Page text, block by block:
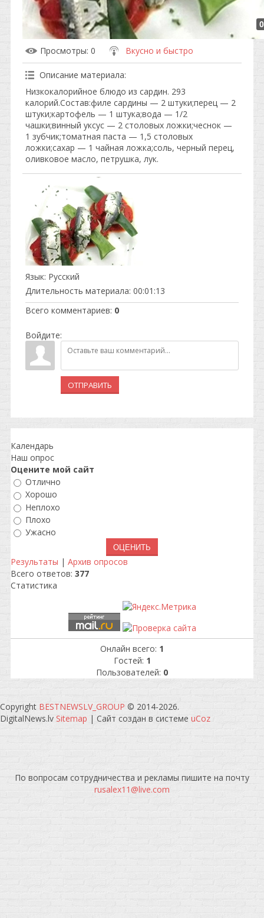
Просмотры: 0 Вкусно и быстро
Описание материала:
Низкокалорийное блюдо из сардин. 293
калорий.Состав:филе сардины — 2 штуки;перец — 2
штуки;картофель — 1 штука;вода — 1/2
чашки;винный уксус — 2 столовых ложки;чеснок —
1 зубчик;томатная паста — 1,5 столовых
ложки;сахар — 1 чайная ложка;соль, черный перец,
оливковое масло, петрушка, лук.
Язык: Русский
Длительность материала: 00:01:13
Всего комментариев: 0
Войдите:
ОТПРАВИТЬ
Календарь
Наш опрос
Оцените мой сайт
Отлично
Хорошо
Неплохо
Плохо
Ужасно
Результаты | Архив опросов
Всего ответов: 377
Статистика
Онлайн всего: 1
Гостей: 1
Пользователей: 0
Copyright BESTNEWSLV_GROUP © 2014-2026.
DigitalNews.lv Sitemap | Сайт создан в системе uCoz
По вопросам сотрудничества и рекламы пишите на почту
rusalex11@live.com